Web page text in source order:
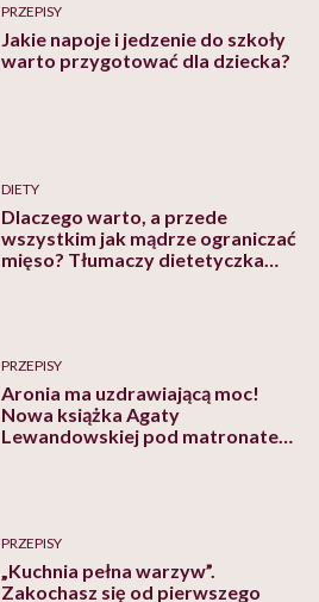
PRZEPISY
Jakie napoje i jedzenie do szkoły
warto przygotować dla dziecka?
DIETY
Dlaczego warto, a przede
wszystkim jak mądrze ograniczać
mięso? Tłumaczy dietetyczka
PRZEPISY
Aronia ma uzdrawiającą moc!
Nowa książka Agaty
Lewandowskiej pod matronatem
PRZEPISY
„Kuchnia pełna warzyw”.
Zakochasz się od pierwszego